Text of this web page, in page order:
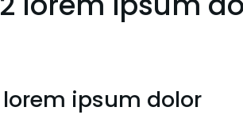
lorem ipsum dolor